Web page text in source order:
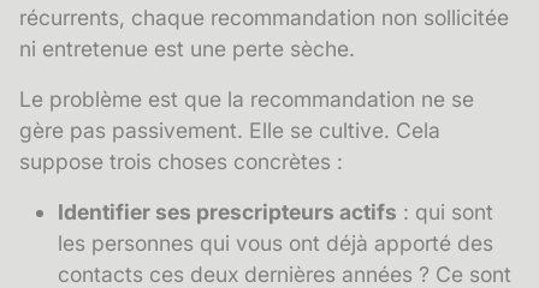
récurrents, chaque recommandation non sollicitée
ni entretenue est une perte sèche.
Le problème est que la recommandation ne se
gère pas passivement. Elle se cultive. Cela
suppose trois choses concrètes :
Identifier ses prescripteurs actifs : qui sont
les personnes qui vous ont déjà apporté des
contacts ces deux dernières années ? Ce sont